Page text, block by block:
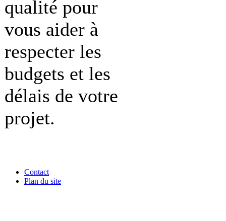
qualité pour
vous aider à
respecter les
budgets et les
délais de votre
projet.
Contact
Plan du site